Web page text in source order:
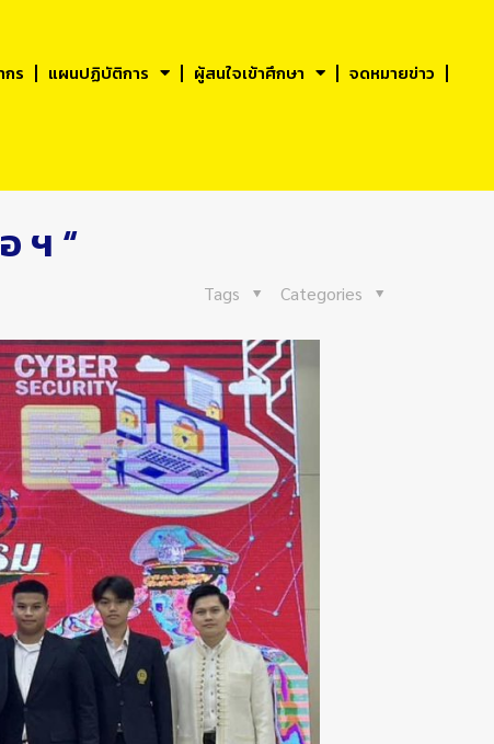
ร แผนปฏิบัติการ ผู้สนใจเข้าศึกษา
จดหมายข่าว
ฯ “
Categories
Tags